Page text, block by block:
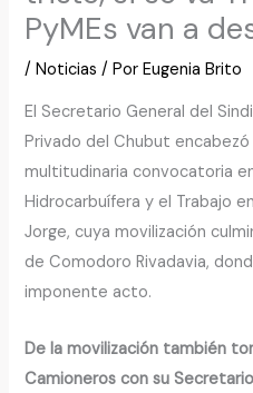
PyMEs van a
/Noticias / PorEugenia Brito
El Secretario General del
Privado del Chubut
multitudinaria convocatoria
Hidrocarbuífera y el Trabajo
Jorge, cuya movilización
de Comodoro Rivadavia,
imponente acto.
De la movilización también
Camioneros con su